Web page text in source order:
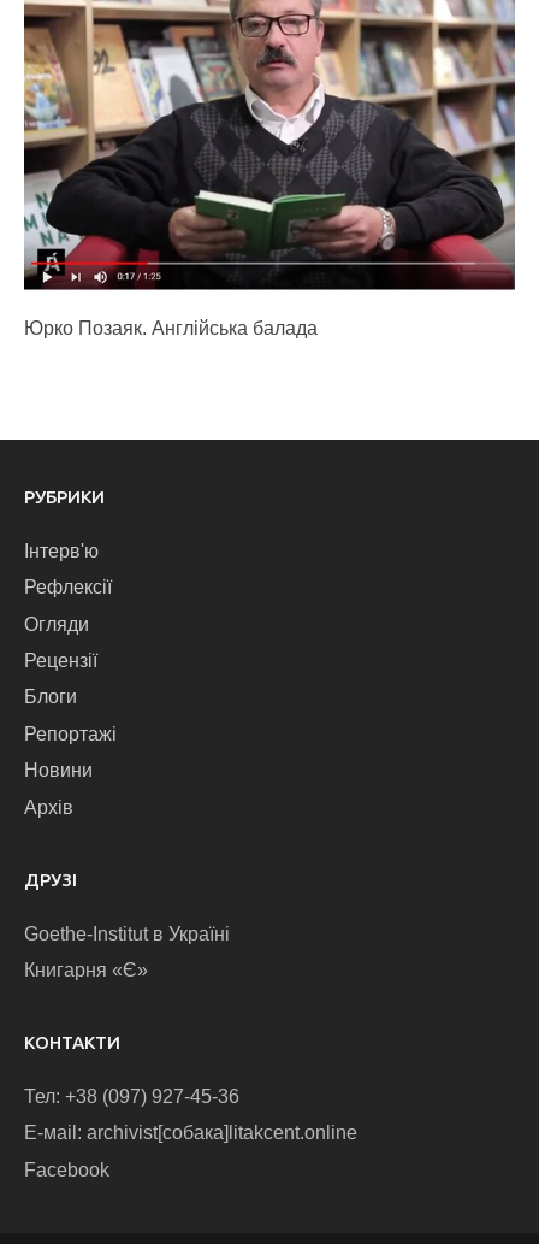
Юрко Позаяк. Англійська балада
РУБРИКИ
Інтерв'ю
Рефлексії
Огляди
Рецензії
Блоги
Репортажі
Новини
Архів
ДРУЗІ
Goethe-Institut в Україні
Книгарня «Є»
КОНТАКТИ
Тел: +38 (097) 927-45-36
E-маіl: archivist[собака]litakcent.online
Facebook